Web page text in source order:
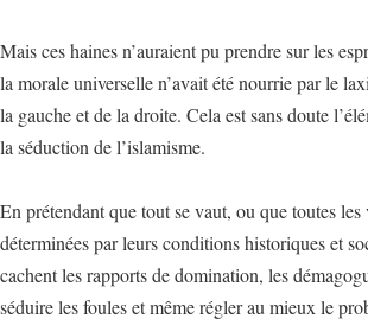
Mais ces haines n’auraient pu prendre sur les
la morale universelle n’avait été nourrie par le
la gauche et de la droite. Cela est sans doute
la séduction de l’islamisme.
En prétendant que tout se vaut, ou que toutes les
déterminées par leurs conditions historiques et
cachent les rapports de domination, les
séduire les foules et même régler au mieux le